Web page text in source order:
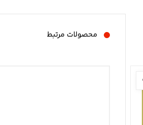
محصولات مرتبط